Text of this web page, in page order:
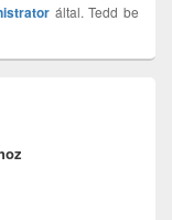
által. Tedd be